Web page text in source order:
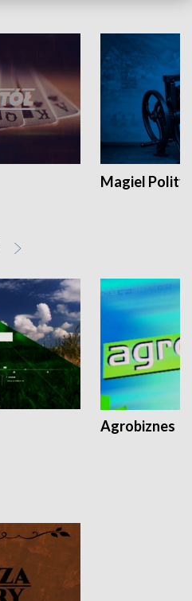
Magiel
Agrobiznes